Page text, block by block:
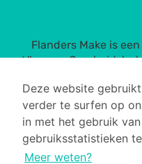
Deze website
verder te surfen op
in met het gebruik
gebruiksstatistieken
Meer weten?
Flanders Make is
Vlaamse Overheid,